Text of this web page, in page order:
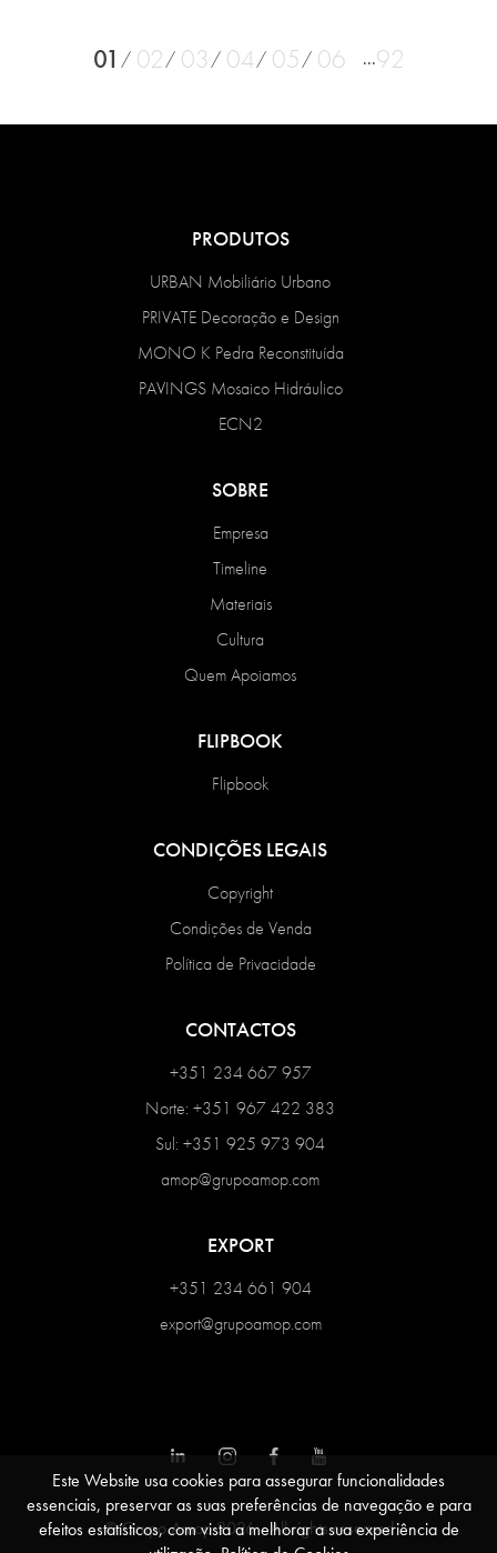
01 02 03 04 05 06 ...92
PRODUTOS
URBAN Mobiliário Urbano
PRIVATE Decoração e Design
MONO K Pedra Reconstituída
PAVINGS Mosaico Hidráulico
ECN2
SOBRE
Empresa
Timeline
Materiais
Cultura
Quem Apoiamos
FLIPBOOK
Flipbook
CONDIÇÕES LEGAIS
Copyright
Condições de Venda
Política de Privacidade
CONTACTOS
+351 234 667 957
Norte: +351 967 422 383
Sul: +351 925 973 904
amop@grupoamop.com
EXPORT
+351 234 661 904
export@grupoamop.com
© Grupo Amop 2026 - All rights reserved
Este Website usa cookies para assegurar funcionalidades
essenciais, preservar as suas preferências de navegação e para
efeitos estatísticos, com vista a melhorar a sua experiência de